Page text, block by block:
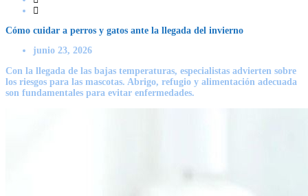
Cómo cuidar a perros y gatos ante la llegada del invierno
junio 23, 2026
Con la llegada de las bajas temperaturas, especialistas advierten sobre
los riesgos para las mascotas. Abrigo, refugio y alimentación adecuada
son fundamentales para evitar enfermedades.